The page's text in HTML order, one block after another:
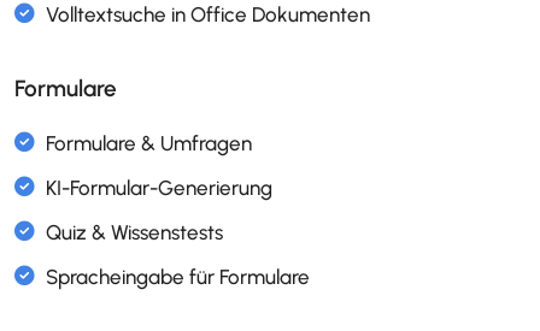
Freigabeprozess für Dokumente
Office Online
Templatesprache
Formulare